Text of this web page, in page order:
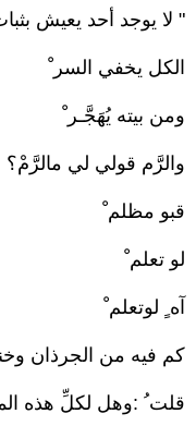
" لا يوجد أحد يعيش
الكل يخفي السر ْ
ومن بيته يُهَجَّـر ْ
والرَّم قولي لي مالرَّمْ؟
قبو مظلم ْ
لو تعلم ْ
آه ٍ لوتعلم ْ
كم فيه من الجرذان
قلت ُ :وهل لكلِّ هذه